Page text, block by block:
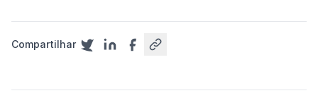
Compartilhar